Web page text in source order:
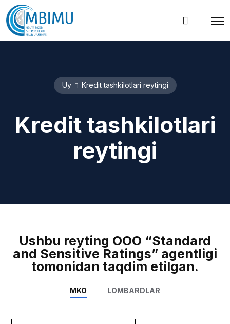
Uy Kredit tashkilotlari reytingi
Kredit tashkilotlari
reytingi
Ushbu reyting OOO “Standard
and Sensitive Ratings” agentligi
tomonidan taqdim etilgan.
MKO LOMBARDLAR